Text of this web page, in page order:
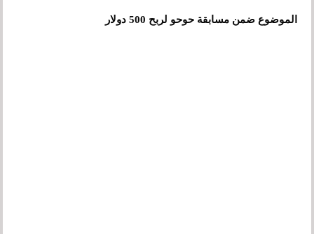
الموضوع ضمن مسابقة حوحو لربح 500 دولار